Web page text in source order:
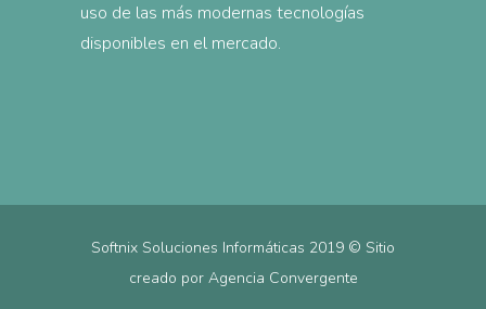
uso de las más modernas tecnologías
disponibles en el mercado.
Softnix Soluciones Informáticas 2019 © Sitio
creado por Agencia Convergente